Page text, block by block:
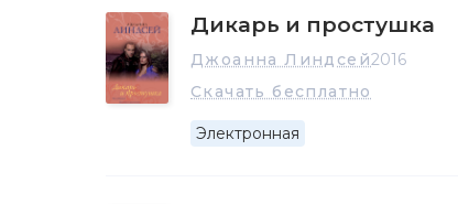
Дикарь и простушка
Джоанна Линдсей2016
Скачать бесплатно
Электронная